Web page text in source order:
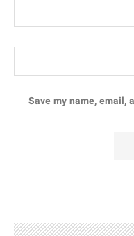
Save my name, email,